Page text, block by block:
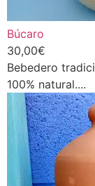
Búcaro
30,00€
Bebedero
100% natural....